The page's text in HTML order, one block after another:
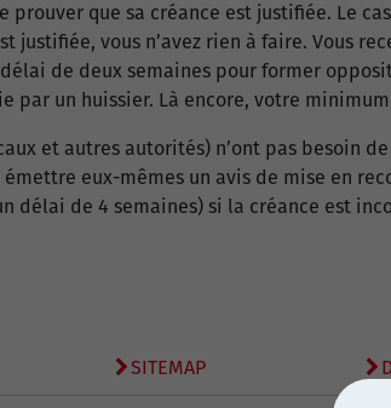
que sa créance est justifiée. Le
justifiée, vous n’avez rien à faire. Vous
de deux semaines pour former
par un huissier. Là encore, votre
et autres autorités) n’ont pas besoin
eux-mêmes un avis de mise en
délai de 4 semaines) si la créance est
SITEMAP